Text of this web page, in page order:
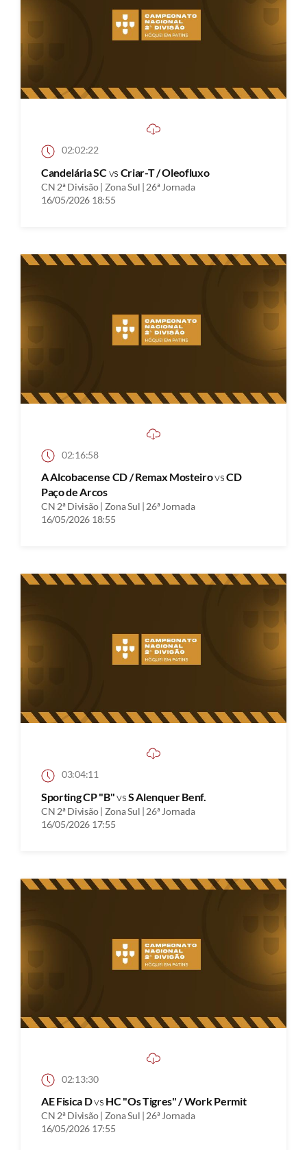
02:02:22
Candelária SCvs Criar-T / Oleofluxo
CN 2ª Divisão | Zona Sul | 26ª Jornada
16/05/2026 18:55
02:16:58
A Alcobacense CD / Remax MosteirovsCD
Paço de Arcos
CN 2ª Divisão | Zona Sul | 26ª Jornada
16/05/2026 18:55
03:04:11
Sporting CP "B"vsS Alenquer Benf.
CN 2ª Divisão | Zona Sul | 26ª Jornada
16/05/2026 17:55
02:13:30
AE Fisica Dvs HC "Os Tigres" / Work Permit
CN 2ª Divisão | Zona Sul | 26ª Jornada
16/05/2026 17:55